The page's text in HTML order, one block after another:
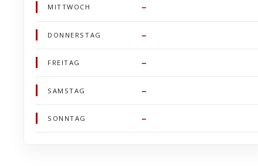
MITTWOCH –
DONNERSTAG –
FREITAG –
SAMSTAG –
SONNTAG –